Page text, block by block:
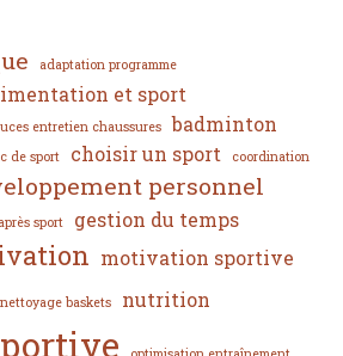
adaptation programme
et sport
entretien chaussures badminton
de sport choisir un sport coordination
personnel
sport gestion du temps
motivation sportive
nettoyage baskets nutrition